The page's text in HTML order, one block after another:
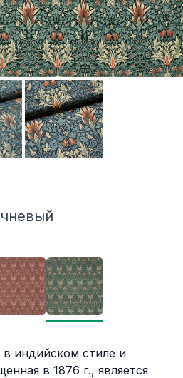
в индийском стиле и
в 1876 г., является